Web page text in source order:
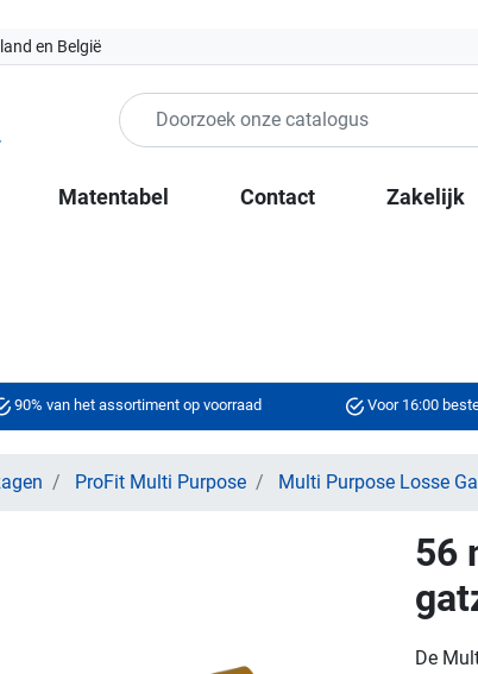
en België
Matentabel Contact Zakelijk
90% van het assortiment op voorraad Voor 16:00
ProFit Multi Purpose Multi Purpose Losse
56
De